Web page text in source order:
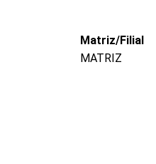
Matriz/Filial
MATRIZ